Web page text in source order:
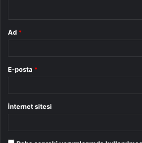
Ad *
E-posta *
İnternet sitesi